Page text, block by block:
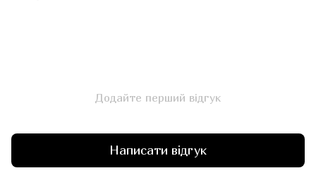
Додайте перший відгук
Написати відгук